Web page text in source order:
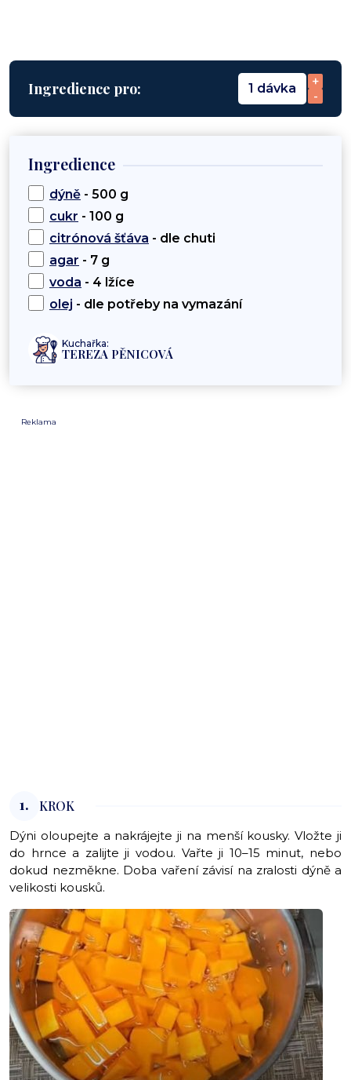
Ingredience pro: 1 dávka
+
-
Ingredience
dýně - 500 g
cukr - 100 g
citrónová šťáva - dle chuti
agar - 7 g
voda - 4 lžíce
olej - dle potřeby na vymazání
Kuchařka:
TEREZA PĚNICOVÁ
Reklama
1. KROK
Dýni oloupejte a nakrájejte ji na menší kousky. Vložte ji
do hrnce a zalijte ji vodou. Vařte ji 10–⁠15 minut, nebo
dokud nezměkne. Doba vaření závisí na zralosti dýně a
velikosti kousků.